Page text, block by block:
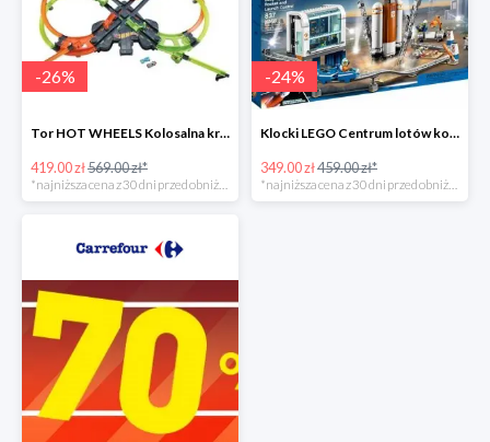
-26%
Tor HOT WHEELS Kolosalna kraksa -26%
419.00 zł569.00 zł*
*najniższa cena z 30 dni przed obniżką
-24%
Klocki LEGO Centrum lotów kosmicznych
349.00 zł459.00 zł*
*najniższa cena z 30 dni przed obniżką